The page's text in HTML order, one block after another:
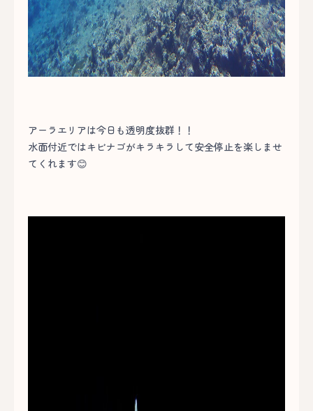
アーラエリアは今日も透明度抜群！！
水面付近ではキビナゴがキラキラして安全停止を楽しませ
てくれます😊